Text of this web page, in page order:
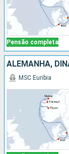
Pensão completa
ALEMANHA,
MSC Euribia